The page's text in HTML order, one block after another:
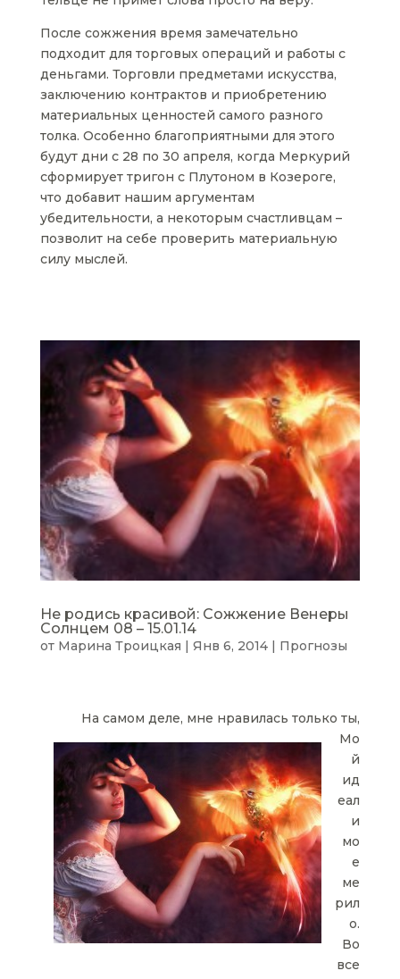
После сожжения время замечательно
подходит для торговых операций и работы с
деньгами. Торговли предметами искусства,
заключению контрактов и приобретению
материальных ценностей самого разного
толка. Особенно благоприятными для этого
будут дни с 28 по 30 апреля, когда Меркурий
сформирует тригон с Плутоном в Козероге,
что добавит нашим аргументам
убедительности, а некоторым счастливцам –
позволит на себе проверить материальную
силу мыслей.
Не родись красивой: Сожжение Венеры
Солнцем 08 – 15.01.14
от Марина Троицкая | Янв 6, 2014| Прогнозы
На самом деле, мне нравилась только ты,
Мо
й
ид
еал
и
мо
е
ме
рил
о.
Во
все